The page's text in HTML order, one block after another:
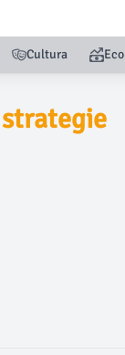
Cultura
strategie